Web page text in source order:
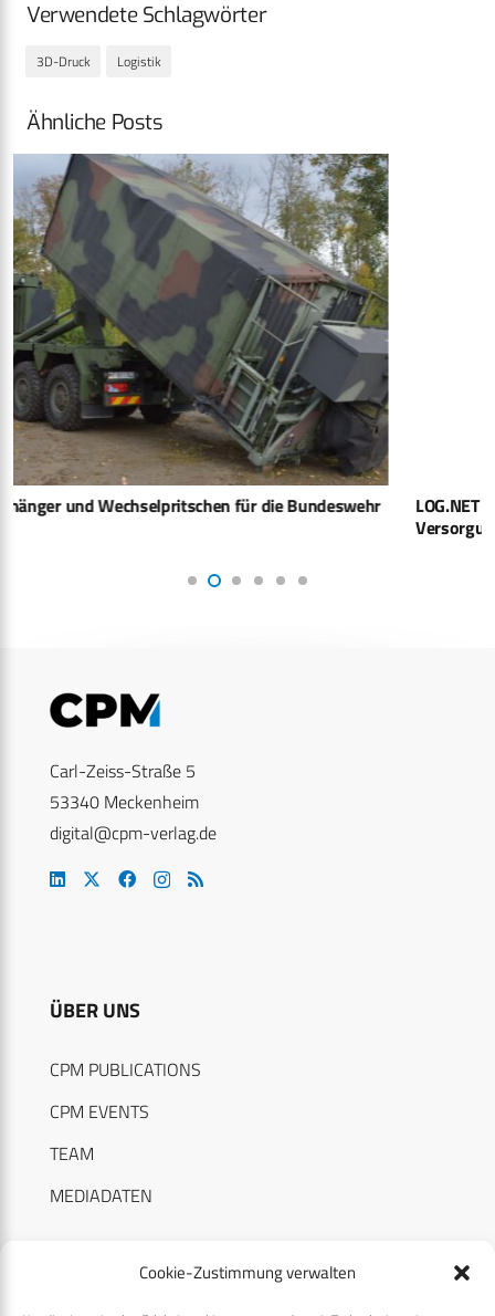
Cookie-Zustimmung verwalten
Verwendete Schlagwörter
3D-Druck Logistik
Ähnliche Posts
LOG.NET 2026: Traktoren sorgen für robuste und resiliente
Carl-Zeiss-Straße 5
53340 Meckenheim
digital@cpm-verlag.de
ÜBER UNS
CPM PUBLICATIONS
CPM EVENTS
TEAM
MEDIADATEN